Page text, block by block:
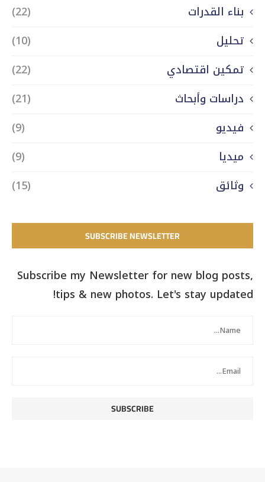
بناء القدرات
(22)
تحليل
(10)
تمكين اقتصادي
(22)
دراسات وأبحاث
(21)
فيديو
(9)
ميديا
(9)
وثائق
(15)
SUBSCRIBE NEWSLETTER
Subscribe my Newsletter for new blog posts,
tips & new photos. Let's stay updated!